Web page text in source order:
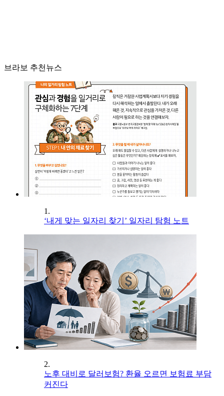
브라보 추천뉴스
1.
‘내게 맞는 일자리 찾기’ 일자리 탐험 노트
2.
노후 대비로 달러보험? 환율 오르면 보험료 부담
커진다